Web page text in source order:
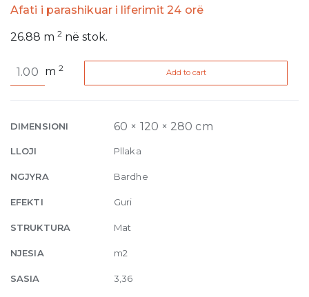
Afati i parashikuar i liferimit 24 orë
26.88 m2 në stok.
Falda
6mm
x
280
Rectified
quantity
m2 Add to cart
DIMENSIONI 60 × 120 × 280 cm
LLOJI Pllaka
NGJYRA Bardhe
EFEKTI Guri
STRUKTURA Mat
NJESIA m2
SASIA 3,36